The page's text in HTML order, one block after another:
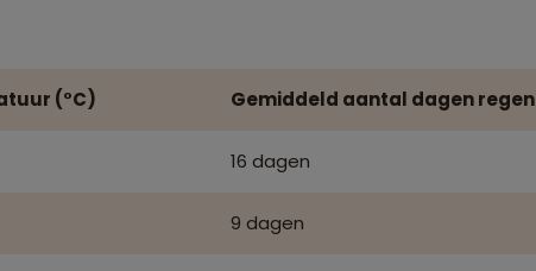
(°C) Gemiddeld aantal dagen regen
16 dagen
9 dagen